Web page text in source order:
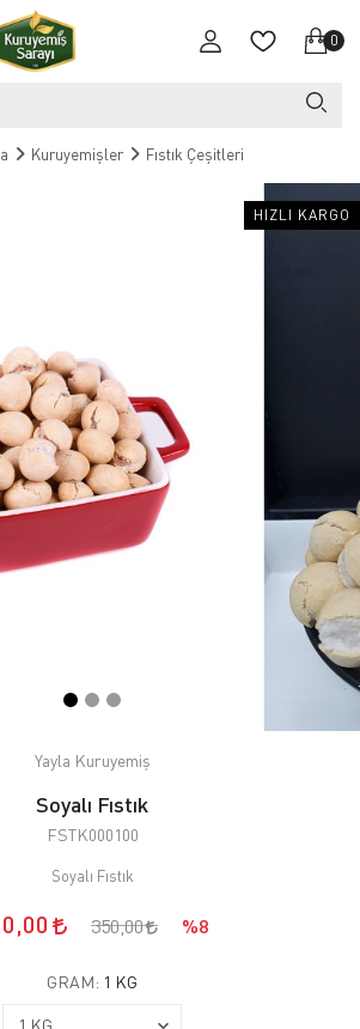
0
Kuruyemişler Fıstık Çeşitleri
HIZLI KARGO
Yayla Kuruyemiş
Soyalı Fıstık
FSTK000100
Soyalı Fıstık
350,00 %8
GRAM: 1 KG